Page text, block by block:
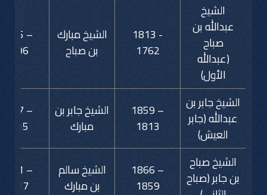
1915 –
1896
الشيخ مبارك
بن صباح
1813 -
1762
الشيخ
عبدالله بن
صباح
(عبدالله
الأول)
1917 –
1915
الشيخ جابر بن
مبارك
1859 –
1813
الشيخ جابر بن
عبدالله (جابر
العيش)
1921 –
1917
الشيخ سالم
بن مبارك
1866 –
1859
الشيخ صباح
بن جابر (صباح